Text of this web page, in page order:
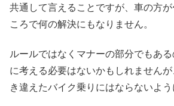
共通して言えることですが、車の方
ころで何の解決にもなりません。
ルールではなくマナーの部分でもあ
に考える必要はないかもしれません
き違えたバイク乗りにはならないよう